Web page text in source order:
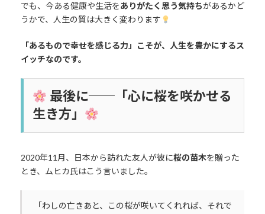
でも、今ある健康や生活をありがたく思う気持ちがあるかど
うかで、人生の質は大きく変わります
「あるもので幸せを感じる力」こそが、人生を豊かにするス
イッチなのです。
最後に──「心に桜を咲かせる
生き方」
2020年11月、日本から訪れた友人が彼に桜の苗木を贈った
とき、ムヒカ氏はこう言いました。
「わしの亡きあと、この桜が咲いてくれれば、それで